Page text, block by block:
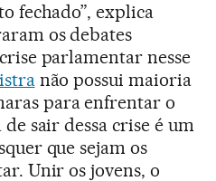
fechado”, explica
os debates
parlamentar nesse
não possui maioria
para enfrentar o
sair dessa crise é um
que sejam os
Unir os jovens, o